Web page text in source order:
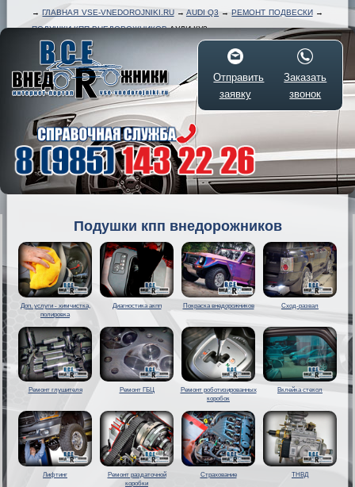
→ГЛАВНАЯ VSE-VNEDOROJNIKI.RU→ AUDI Q3 →РЕМОНТ ПОДВЕСКИ→
ПОДУШКИ КПП ВНЕДОРОЖНИКОВАУДИ КУ3
Отправить
заявку
Заказать
звонок
Подушки кпп внедорожников
Доп. услуги - химчистка,
полировка
Диагностика акпп Покраска внедорожников Сход-развал
Ремонт глушителя Ремонт ГБЦ
Ремонт роботизированных
коробок
Вклейка стекол
Лифтинг
Ремонт раздаточной
коробки
Страхование ТНВД